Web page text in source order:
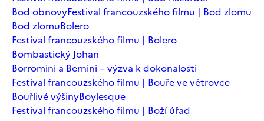
Bod obnovyFestival francouzského filmu | Bod zlomu
Bod zlomuBolero
Festival francouzského filmu | Bolero
Bombastický Johan
Borromini a Bernini – výzva k dokonalosti
Festival francouzského filmu | Bouře ve větrovce
Bouřlivé výšinyBoylesque
Festival francouzského filmu | Boží úřad